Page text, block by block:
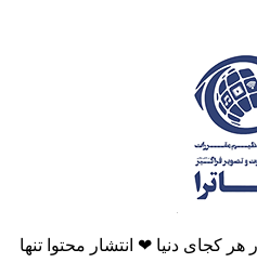
دنیا ❤ انتشار محتوا تنها